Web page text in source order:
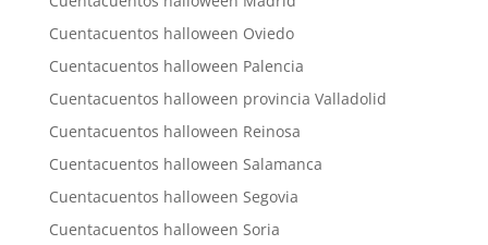
Cuentacuentos halloween Oviedo
Cuentacuentos halloween Palencia
Cuentacuentos halloween provincia Valladolid
Cuentacuentos halloween Reinosa
Cuentacuentos halloween Salamanca
Cuentacuentos halloween Segovia
Cuentacuentos halloween Soria